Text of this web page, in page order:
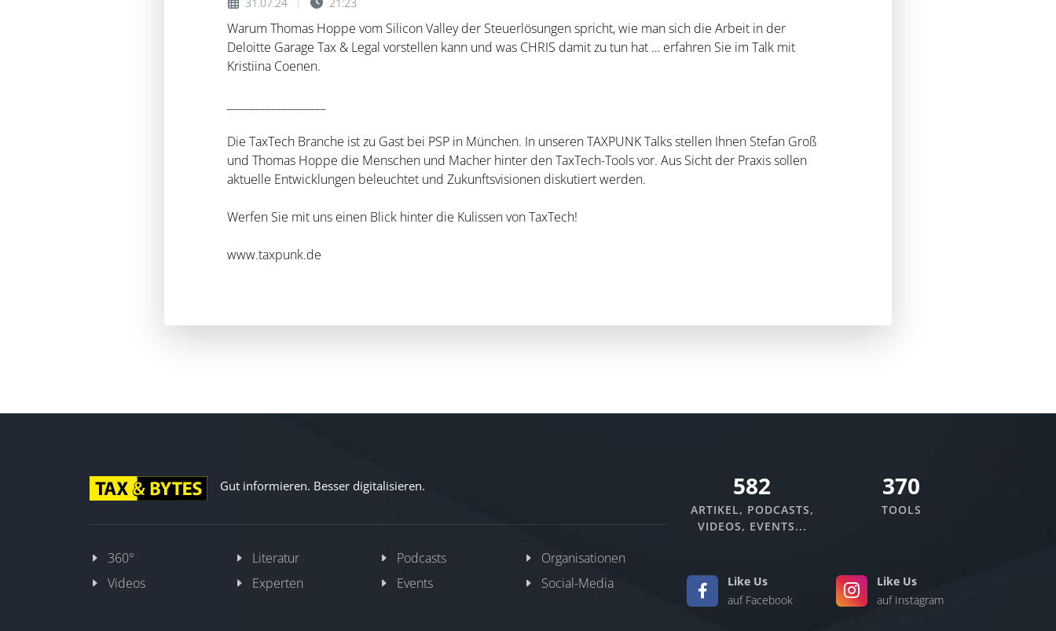
Warum Thomas Hoppe vom Silicon Valley der Steuerlösungen spricht, wie man sich die Arbeit in der
Deloitte Garage Tax & Legal vorstellen kann und was CHRIS damit zu tun hat … erfahren Sie im Talk mit
Kristiina Coenen.
Die TaxTech Branche ist zu Gast bei PSP in München. In unseren TAXPUNK Talks stellen Ihnen Stefan Groß
und Thomas Hoppe die Menschen und Macher hinter den TaxTech-Tools vor. Aus Sicht der Praxis sollen
aktuelle Entwicklungen beleuchtet und Zukunftsvisionen diskutiert werden.
Werfen Sie mit uns einen Blick hinter die Kulissen von TaxTech!
www.taxpunk.de
Gut informieren. Besser digitalisieren.
360° Literatur Podcasts
Organisationen
Videos
Experten Events Social-Media
670
ARTIKEL, PODCASTS,
VIDEOS, EVENTS...
370
TOOLS
Like Us
auf Facebook
Like Us
auf Instagram